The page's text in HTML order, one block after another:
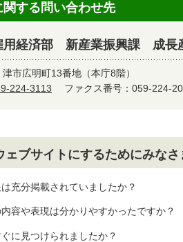
する問い合わせ先
経済部 新産業振興課 成長
津市広明町13番地（本庁8階）
224-3113 ファクス番号：059-224-
ェブサイトにするためにみな
充分掲載されていましたか？
容や表現は分かりやすかったですか？
に見つけられましたか？